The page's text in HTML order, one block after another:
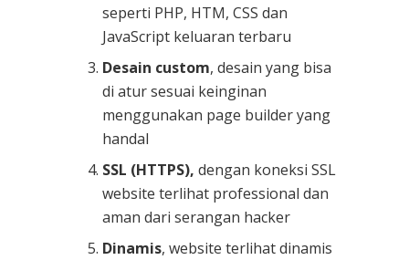
seperti PHP, HTM, CSS dan
JavaScript keluaran terbaru
Desain custom, desain yang bisa
di atur sesuai keinginan
menggunakan page builder yang
handal
SSL (HTTPS), dengan koneksi SSL
website terlihat professional dan
aman dari serangan hacker
Dinamis, website terlihat dinamis